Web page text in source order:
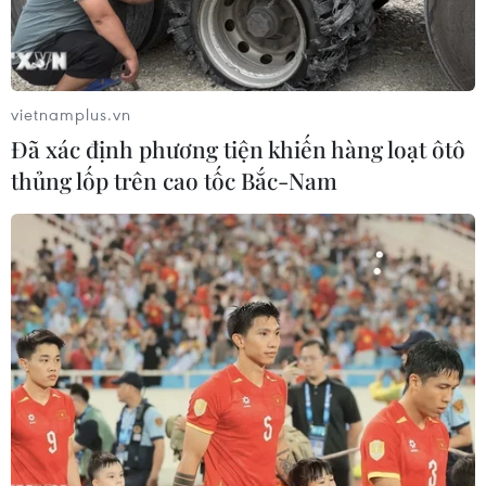
đầu tư đối với khu đất sau khi trúng đấu giá, sau
đó mới tiếp tục các thủ tục đấu giá tiếp theo,"
ông Lê Hoàng Châu nêu quan điểm.
Cầu chính dự án cầu Thủ Thiêm 2. (Ảnh: Trung Tuyến/TTXVN)
vietnamplus.vn
Đã xác định phương tiện khiến hàng loạt ôtô
thủng lốp trên cao tốc Bắc-Nam